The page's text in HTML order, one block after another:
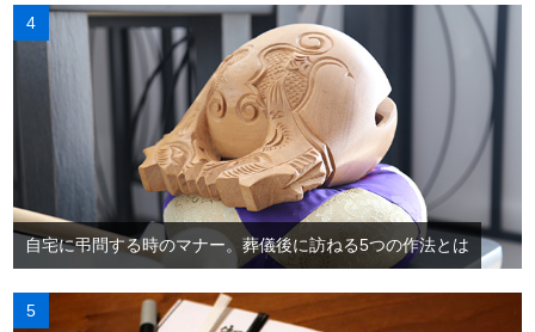
自宅に弔問する時のマナー。葬儀後に訪ねる5つの作法とは